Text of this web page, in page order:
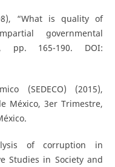
“What is quality of
governmental
pp. 165-190. DOI:
(SEDECO) (2015),
México, 3er Trimestre,
of corruption in
Studies in Society and